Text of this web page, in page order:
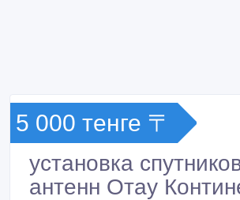
5 000 тенге 〒
установка
антенн Отау